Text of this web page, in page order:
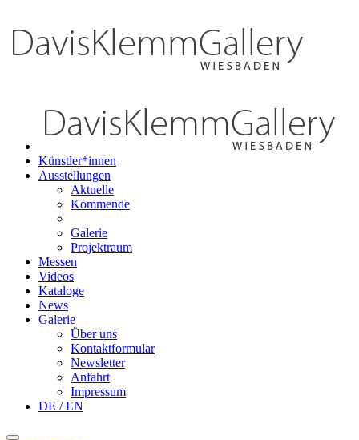
Künstler*innen
Ausstellungen
Aktuelle
Kommende
Galerie
Projektraum
Messen
Videos
Kataloge
News
Galerie
Über uns
Kontaktformular
Newsletter
Anfahrt
Impressum
DE / EN